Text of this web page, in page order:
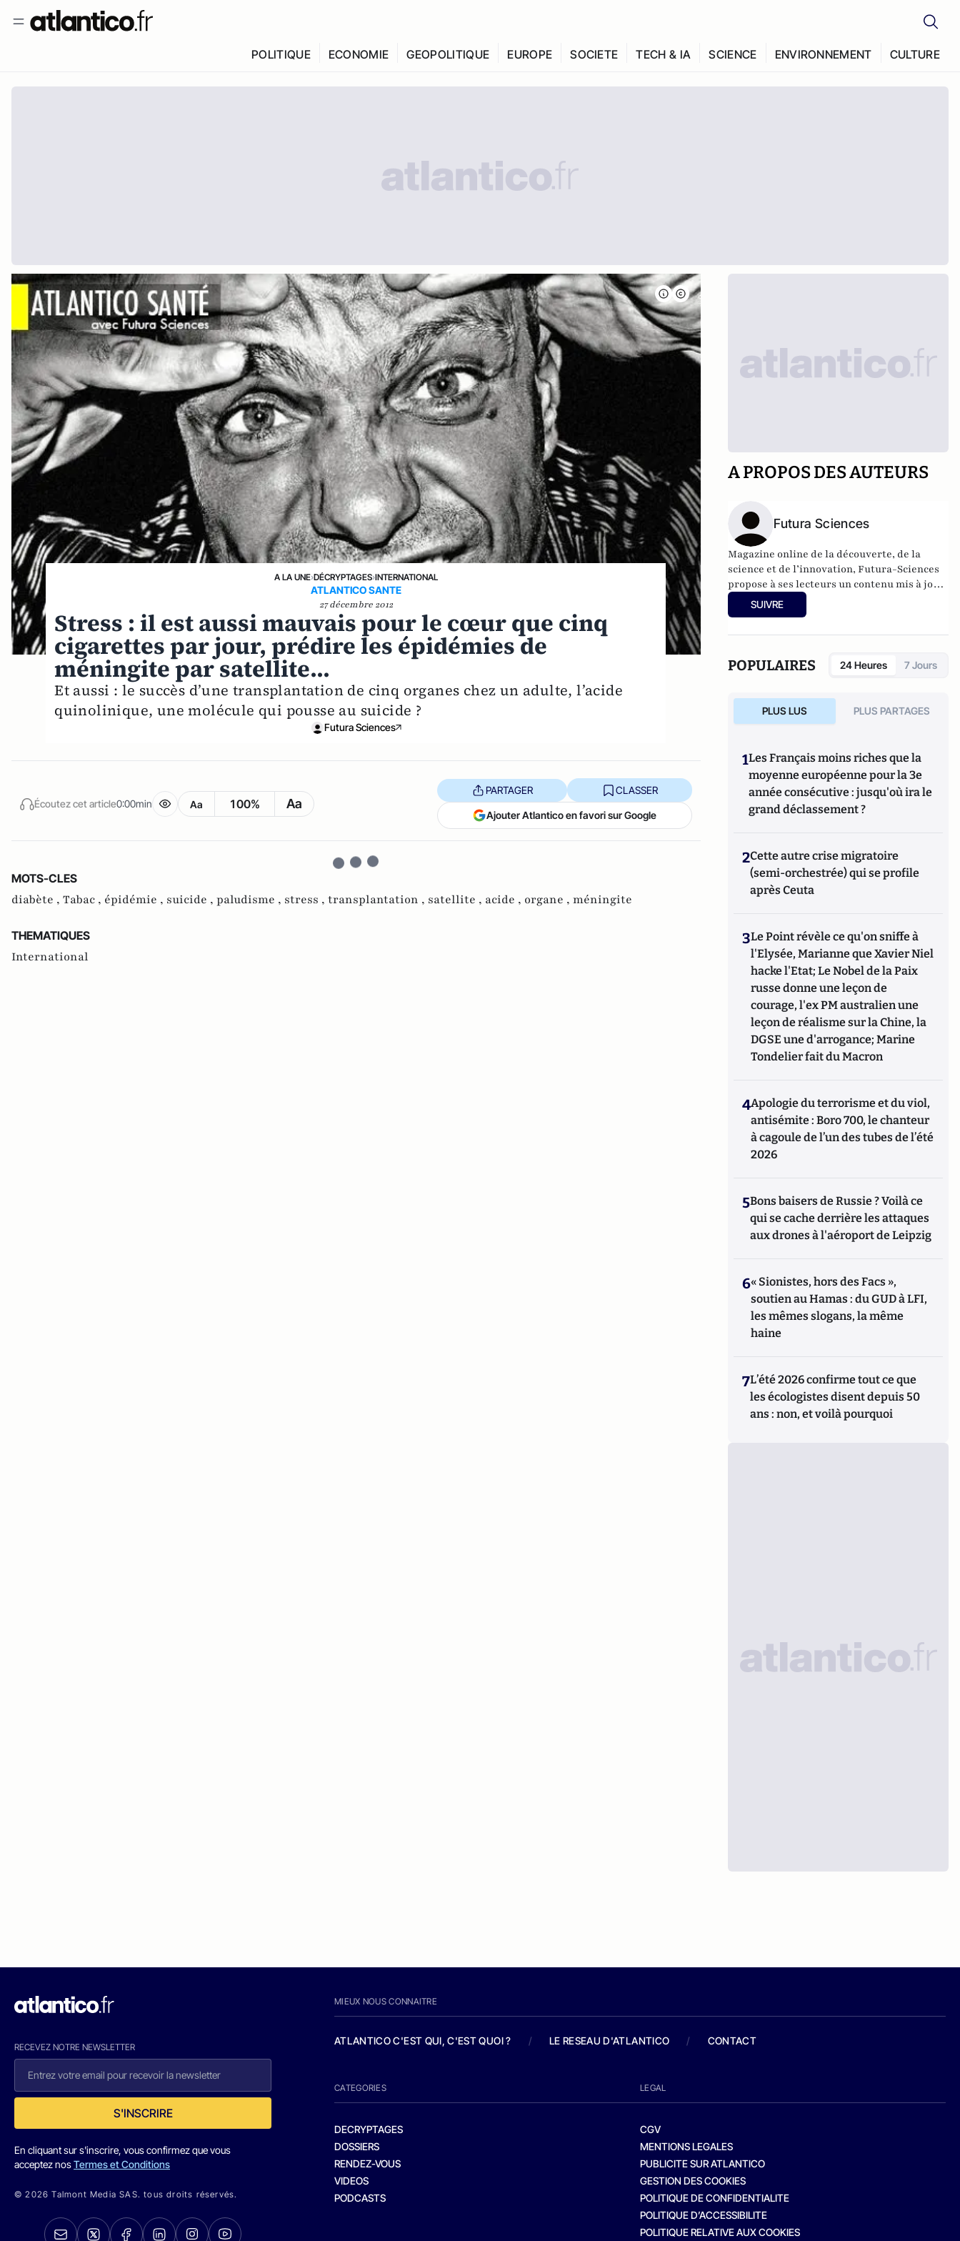
POLITIQUE ECONOMIE GEOPOLITIQUE EUROPE SOCIETE TECH & IA SCIENCE ENVIRONNEMENT CULTURE
A LA UNE›DÉCRYPTAGES›INTERNATIONAL
ATLANTICO SANTE
27 décembre 2012
Stress : il est aussi mauvais pour le cœur que cinq
cigarettes par jour, prédire les épidémies de
méningite par satellite...
Et aussi : le succès d’une transplantation de cinq organes chez un adulte, l’acide
quinolinique, une molécule qui pousse au suicide ?
Futura Sciences
Écoutez cet article0:00min Aa 100% Aa
PARTAGER CLASSER
Ajouter Atlantico en favori sur Google
MOTS-CLES
diabète , Tabac , épidémie , suicide , paludisme , stress , transplantation , satellite , acide , organe , méningite
THEMATIQUES
International
A PROPOS DES AUTEURS
Futura Sciences
Magazine online de la découverte, de la
science et de l’innovation,Futura-Sciences
propose à ses lecteurs un contenu mis à jour
en permanence et richement illustré.
SUIVRE
POPULAIRES 24 Heures 7 Jours
PLUS LUS PLUS PARTAGES
1Les Français moins riches que la
moyenne européenne pour la 3e
année consécutive : jusqu'où ira le
grand déclassement ?
2Cette autre crise migratoire
(semi-orchestrée) qui se profile
après Ceuta
3Le Point révèle ce qu'on sniffe à
l'Elysée, Marianne que Xavier Niel
hacke l'Etat; Le Nobel de la Paix
russe donne une leçon de
courage, l'ex PM australien une
leçon de réalisme sur la Chine, la
DGSE une d'arrogance; Marine
Tondelier fait du Macron
4Apologie du terrorisme et du viol,
antisémite : Boro 700, le chanteur
à cagoule de l’un des tubes de l’été
2026
5Bons baisers de Russie ? Voilà ce
qui se cache derrière les attaques
aux drones à l'aéroport de Leipzig
6« Sionistes, hors des Facs »,
soutien au Hamas : du GUD à LFI,
les mêmes slogans, la même
haine
7L’été 2026 confirme tout ce que
les écologistes disent depuis 50
ans : non, et voilà pourquoi
RECEVEZ NOTRE NEWSLETTER
S'INSCRIRE
En cliquant sur s'inscrire, vous confirmez que vous
acceptez nosTermes et Conditions
© 2026 Talmont Media SAS. tous droits réservés.
MIEUX NOUS CONNAITRE
ATLANTICO C'EST QUI, C'EST QUOI ? / LE RESEAU D'ATLANTICO / CONTACT
CATEGORIES
DECRYPTAGES
DOSSIERS
RENDEZ-VOUS
VIDEOS
PODCASTS
LEGAL
CGV
MENTIONS LEGALES
PUBLICITE SUR ATLANTICO
GESTION DES COOKIES
POLITIQUE DE CONFIDENTIALITE
POLITIQUE D’ACCESSIBILITE
POLITIQUE RELATIVE AUX COOKIES